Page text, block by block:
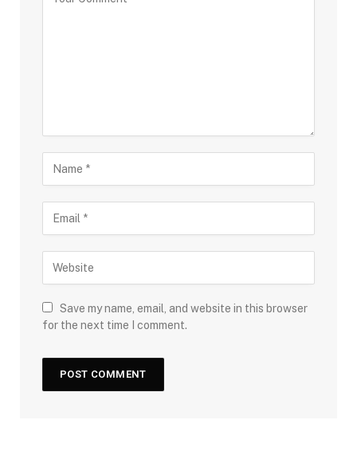
Save my name, email, and website in this browser
for the next time I comment.